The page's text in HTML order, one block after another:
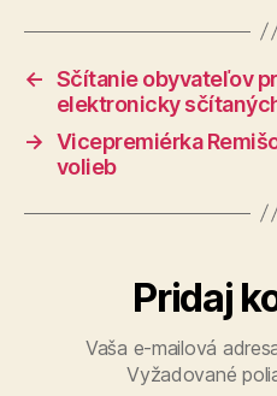
← Sčítanie obyvateľov
elektronicky
→ Vicepremiérka
volieb
Pridaj
Vaša e-mailová
Vyžadované